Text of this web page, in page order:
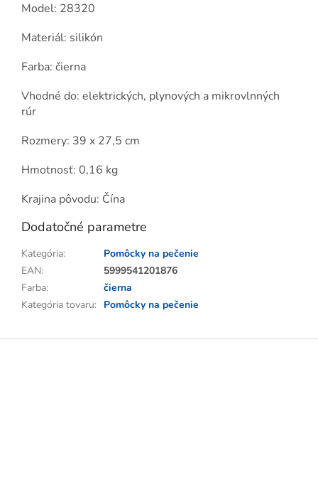
Model: 28320
Materiál: silikón
Farba: čierna
Vhodné do: elektrických, plynových a mikrovlnných
rúr
Rozmery: 39 x 27,5 cm
Hmotnosť: 0,16 kg
Krajina pôvodu: Čína
Dodatočné parametre
Kategória:
Pomôcky na pečenie
EAN:
5999541201876
Farba:
čierna
Kategória tovaru: Pomôcky na pečenie
Z